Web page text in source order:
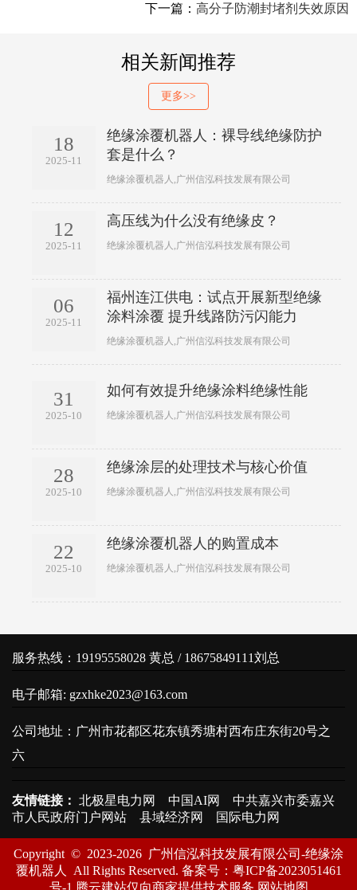
下一篇： 高分子防潮封堵剂失效原因
相关新闻推荐
更多>>
18
2025-11
绝缘涂覆机器人：裸导线绝缘防护
套是什么？
绝缘涂覆机器人,广州信泓科技发展有限公司
12
2025-11
高压线为什么没有绝缘皮？
绝缘涂覆机器人,广州信泓科技发展有限公司
06
2025-11
福州连江供电：试点开展新型绝缘
涂料涂覆 提升线路防污闪能力
绝缘涂覆机器人,广州信泓科技发展有限公司
31
2025-10
如何有效提升绝缘涂料绝缘性能
绝缘涂覆机器人,广州信泓科技发展有限公司
28
2025-10
绝缘涂层的处理技术与核心价值
绝缘涂覆机器人,广州信泓科技发展有限公司
22
2025-10
绝缘涂覆机器人的购置成本
绝缘涂覆机器人,广州信泓科技发展有限公司
服务热线：19195558028 黄总 / 18675849111刘总
电子邮箱: gzxhke2023@163.com
公司地址：广州市花都区花东镇秀塘村西布庄东街20号之
六
友情链接： 北极星电力网 中国AI网
中共嘉兴市委嘉兴
市人民政府门户网站
县域经济网 国际电力网
Copyright © 2023-2026 广州信泓科技发展有限公司-绝缘涂
覆机器人 All Rights Reserved. 备案号： 粤ICP备2023051461
号-1 腾云建站仅向商家提供技术服务 网站地图